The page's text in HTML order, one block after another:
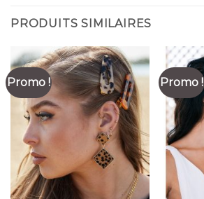
PRODUITS SIMILAIRES
Promo ! Promo !